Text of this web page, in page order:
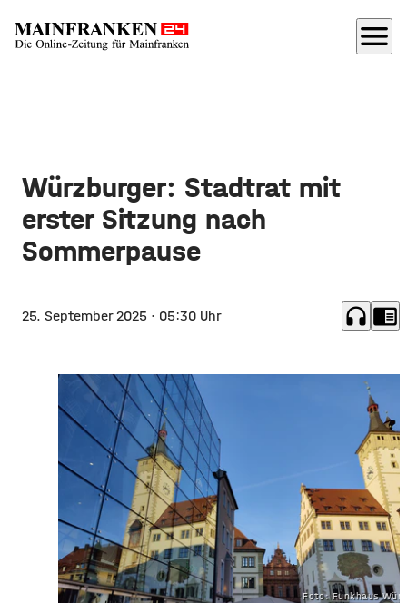
menu
Würzburger: Stadtrat mit
erster Sitzung nach
Sommerpause
25. September 2025 · 05:30 Uhr headphones chrome_reader_mode
Foto: Funkhaus